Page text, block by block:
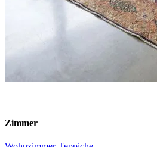
Zimmer